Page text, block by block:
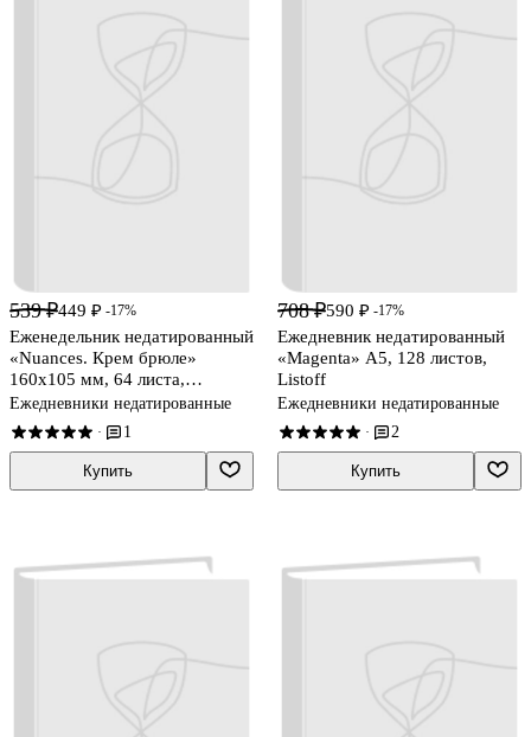
539 ₽449 ₽ -17%
Еженедельник недатированный
«Nuances. Крем брюле»
160х105 мм, 64 листа,
экокожа, Listoff
Ежедневники недатированные
· 1
Купить
708 ₽590 ₽ -17%
Ежедневник недатированный
«Magenta» А5, 128 листов,
Listoff
Ежедневники недатированные
· 2
Купить